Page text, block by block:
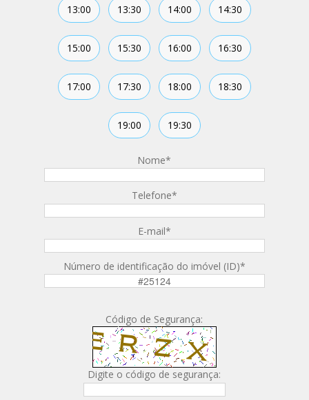
13:00 13:30 14:00 14:30
15:00 15:30 16:00 16:30
17:00 17:30 18:00 18:30
19:00 19:30
Nome*
Telefone*
E-mail*
Número de identificação do imóvel (ID)*
Código de Segurança:
Digite o código de segurança: